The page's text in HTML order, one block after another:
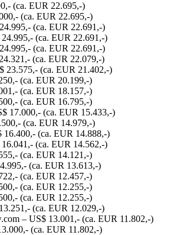
(ca. EUR 22.695,-)
(ca. EUR 22.695,-)
(ca. EUR 22.691,-)
(ca. EUR 22.691,-)
(ca. EUR 22.691,-)
(ca. EUR 22.079,-)
23.575,- (ca. EUR 21.402,-)
(ca. EUR 20.199,-)
(ca. EUR 18.157,-)
(ca. EUR 16.795,-)
17.000,- (ca. EUR 15.433,-)
(ca. EUR 14.979,-)
16.400,- (ca. EUR 14.888,-)
(ca. EUR 14.562,-)
(ca. EUR 14.121,-)
(ca. EUR 13.613,-)
(ca. EUR 12.457,-)
(ca. EUR 12.255,-)
(ca. EUR 12.255,-)
(ca. EUR 12.029,-)
– US$ 13.001,- (ca. EUR 11.802,-)
(ca. EUR 11.802,-)